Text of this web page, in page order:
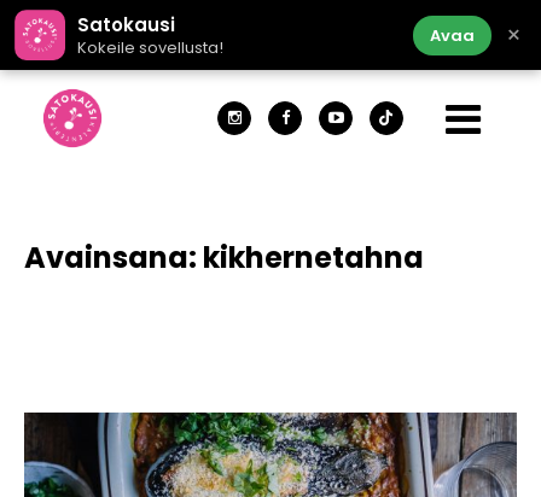
Satokausi
Kokeile sovellusta!
Avaa ×
Avainsana: kikhernetahna